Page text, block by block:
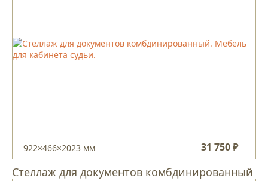
922×466×2023 мм 31 750 ₽
Стеллаж для документов комбдинированный